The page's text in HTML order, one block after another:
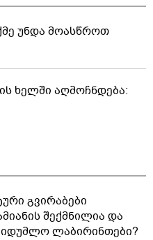
უნდა მოასწროთ
ხელში აღმოჩნდება:
გვირაბები
შექმნილია და
ლაბირინთები?